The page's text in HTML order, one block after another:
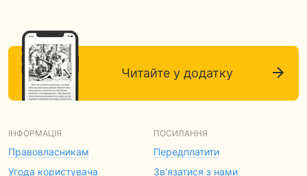
Читайте у додатку
ІНФОРМАЦІЯ
Правовласникам
Угода користувача
ПОСИЛАННЯ
Передплатити
Зв'язатися з нами